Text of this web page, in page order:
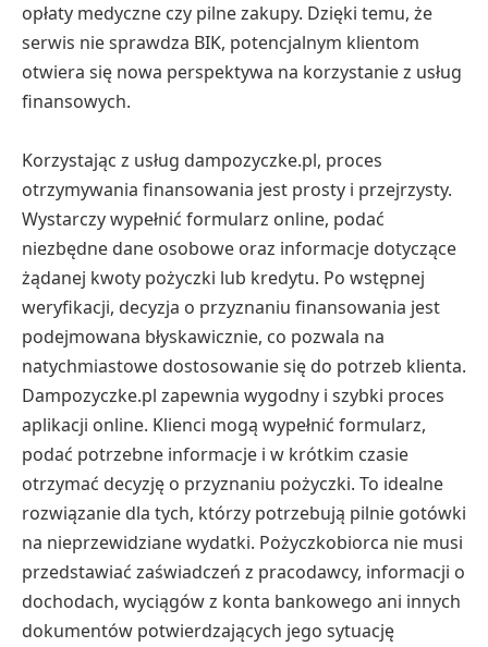
opłaty medyczne czy pilne zakupy. Dzięki temu, że
serwis nie sprawdza BIK, potencjalnym klientom
otwiera się nowa perspektywa na korzystanie z usług
finansowych.
Korzystając z usług dampozyczke.pl, proces
otrzymywania finansowania jest prosty i przejrzysty.
Wystarczy wypełnić formularz online, podać
niezbędne dane osobowe oraz informacje dotyczące
żądanej kwoty pożyczki lub kredytu. Po wstępnej
weryfikacji, decyzja o przyznaniu finansowania jest
podejmowana błyskawicznie, co pozwala na
natychmiastowe dostosowanie się do potrzeb klienta.
Dampozyczke.pl zapewnia wygodny i szybki proces
aplikacji online. Klienci mogą wypełnić formularz,
podać potrzebne informacje i w krótkim czasie
otrzymać decyzję o przyznaniu pożyczki. To idealne
rozwiązanie dla tych, którzy potrzebują pilnie gotówki
na nieprzewidziane wydatki. Pożyczkobiorca nie musi
przedstawiać zaświadczeń z pracodawcy, informacji o
dochodach, wyciągów z konta bankowego ani innych
dokumentów potwierdzających jego sytuację